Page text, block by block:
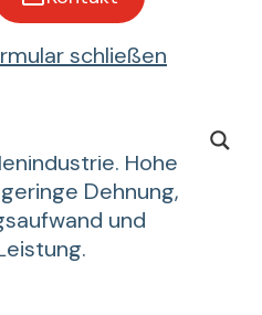
schließen
für die
industriellen
Textil-, Druck-,
Hohe
Dehnung,
und